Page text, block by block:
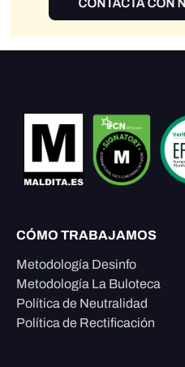
CÓMO TRABAJAMOS
Metodología Desinfo
Metodología La Buloteca
Política de Neutralidad
Política de Rectificación